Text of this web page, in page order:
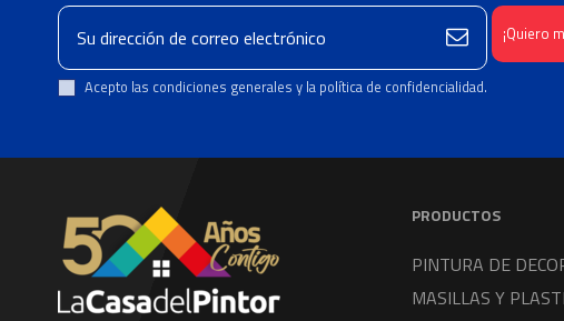
Acepto las condiciones generales y la política de confidencialidad.
PRODUCTOS
PINTURA DE
MASILLAS Y